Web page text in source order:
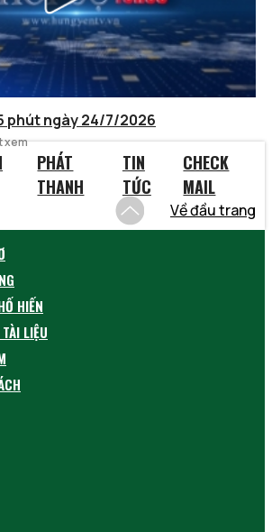
phút ngày 24/7/2026
xem
PHÁT
THANH
TIN
TỨC
CHECK
MAIL
Về đầu trang
HIẾN
LIỆU